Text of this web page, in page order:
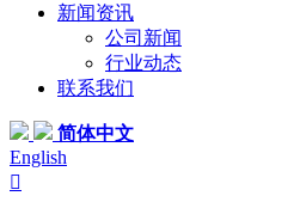
新闻资讯
公司新闻
行业动态
联系我们
简体中文
English
